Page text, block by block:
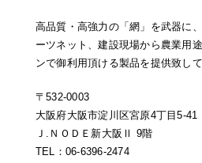
高品質・高強力の「網」を武器に
ーツネット、建設現場から農業用
ンで御利用頂ける製品を提供致して
〒532-0003
大阪府大阪市淀川区宮原4丁目5-41
Ｊ.ＮＯＤＥ新大阪Ⅱ 9階
TEL：06-6396-2474